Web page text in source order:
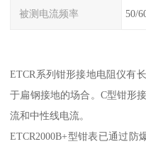
被测电流频率 50/
ETCR系列钳形接地电阻仪有
于扁钢接地的场合。C型钳形
流和中性线电流。
ETCR2000B+型钳表已通过防